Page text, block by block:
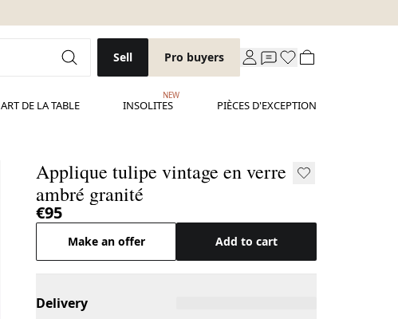
Sell Pro buyers
ART DE LA TABLE INSOLITES
NEW
PIÈCES D'EXCEPTION
Applique tulipe vintage en verre
ambré granité
€95
Make an offer Add to cart
Delivery